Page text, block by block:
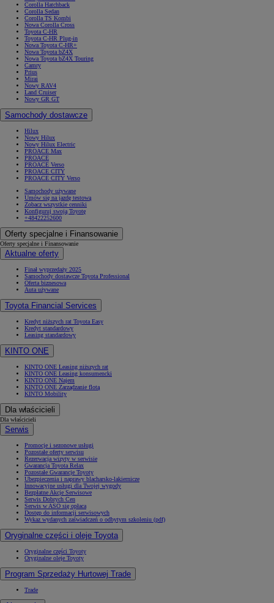
Corolla Hatchback
Corolla Sedan
Corolla TS Kombi
Nowa Corolla Cross
Toyota C-HR
Toyota C-HR Plug-in
Nowa Toyota C-HR+
Nowa Toyota bZ4X
Nowa Toyota bZ4X Touring
Camry
Prius
Mirai
Nowy RAV4
Land Cruiser
Nowy GR GT
Samochody dostawcze
Hilux
Nowy Hilux
Nowy Hilux Electric
PROACE Max
PROACE
PROACE Verso
PROACE CITY
PROACE CITY Verso
Samochody używane
Umów się na jazdę testową
Zobacz wszystkie cenniki
Konfiguruj swoją Toyotę
+48422252600
Oferty specjalne i Finansowanie
Oferty specjalne i Finansowanie
Aktualne oferty
Finał wyprzedaży 2025
Samochody dostawcze Toyota Professional
Oferta biznesowa
Auta używane
Toyota Financial Services
Kredyt niższych rat Toyota Easy
Kredyt standardowy
Leasing standardowy
KINTO ONE
KINTO ONE Leasing niższych rat
KINTO ONE Leasing konsumencki
KINTO ONE Najem
KINTO ONE Zarządzanie flotą
KINTO Mobility
Dla właścicieli
Dla właścicieli
Serwis
Promocje i sezonowe usługi
Pozostałe oferty serwisu
Rezerwacja wizyty w serwisie
Gwarancja Toyota Relax
Pozostałe Gwarancje Toyoty
Ubezpieczenia i naprawy blacharsko-lakiernicze
Innowacyjne usługi dla Twojej wygody
Bezpłatne Akcje Serwisowe
Serwis Dobrych Cen
Serwis w ASO się opłaca
Dostęp do informacji serwisowych
Wykaz wydanych zaświadczeń o odbytym szkoleniu (pdf)
Oryginalne części i oleje Toyota
Oryginalne części Toyoty
Oryginalne oleje Toyoty
Program Sprzedaży Hurtowej Trade
Trade